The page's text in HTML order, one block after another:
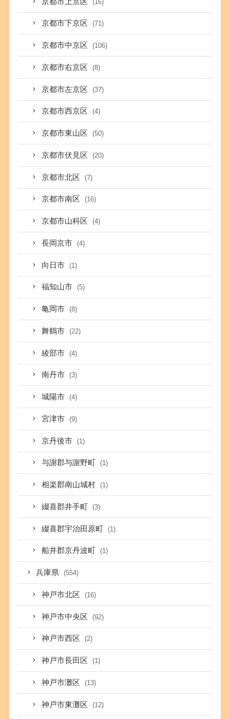
(16)
京都市下京区 (71)
京都市中京区 (106)
京都市右京区 (8)
京都市左京区 (37)
京都市西京区 (4)
京都市東山区 (50)
京都市伏見区 (20)
京都市北区 (7)
京都市南区 (16)
京都市山科区 (4)
長岡京市 (4)
向日市 (1)
福知山市 (5)
亀岡市 (8)
舞鶴市 (22)
綾部市 (4)
南丹市 (3)
城陽市 (4)
宮津市 (9)
京丹後市 (1)
与謝郡与謝野町 (1)
相楽郡南山城村 (1)
綴喜郡井手町 (3)
綴喜郡宇治田原町 (1)
船井郡京丹波町 (1)
兵庫県 (554)
神戸市北区 (16)
神戸市中央区 (92)
神戸市西区 (2)
神戸市長田区 (1)
神戸市灘区 (13)
神戸市東灘区 (12)